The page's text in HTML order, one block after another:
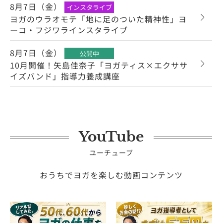
8月7日（金）
インスタライブ
ヨガのウラオモテ「地に足のついた精神性」ヨ
ーコ・フジワラインスタライブ
8月7日（金）
公開中
10月開催！矢島佳奈子「ヨガティス×エクササ
イズバンド」指導力養成講座
YouTube
ユーチューブ
おうちでヨガを楽しむ動画コンテンツ